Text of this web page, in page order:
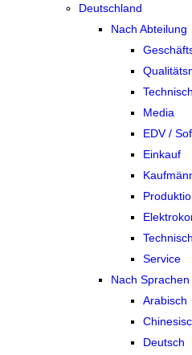
Deutschland
Nach Abteilung
Media
EDV /
Einkauf
Service
Nach Sprachen
Arabisch
Deutsch